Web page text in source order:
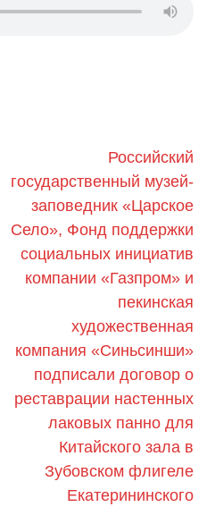
Российский
государственный музей-
заповедник «Царское
Село», Фонд поддержки
социальных инициатив
компании «Газпром» и
пекинская
художественная
компания «Синьсинши»
подписали договор о
реставрации настенных
лаковых панно для
Китайского зала в
Зубовском флигеле
Екатерининского